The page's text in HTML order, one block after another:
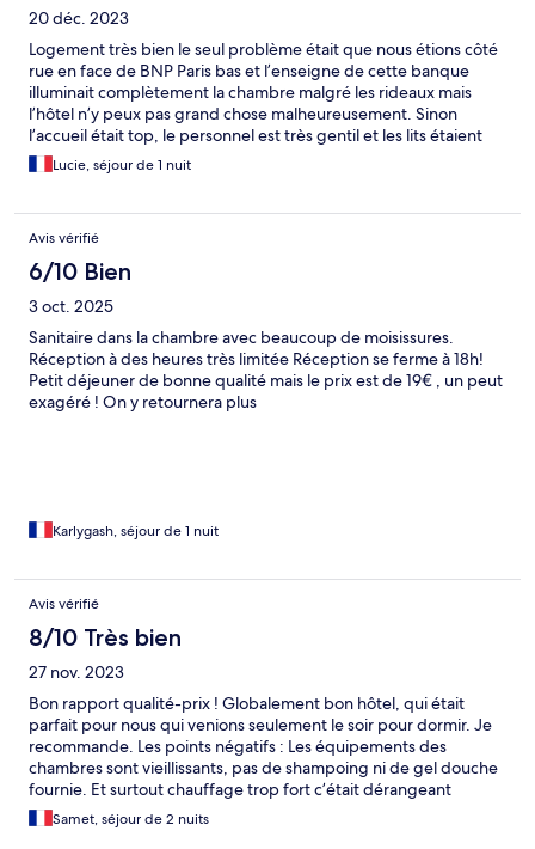
20 déc. 2023
Logement très bien le seul problème était que nous étions côté
rue en face de BNP Paris bas et l’enseigne de cette banque
illuminait complètement la chambre malgré les rideaux mais
l’hôtel n’y peux pas grand chose malheureusement. Sinon
l’accueil était top, le personnel est très gentil et les lits étaient
très confortable.
Lucie, séjour de 1 nuit
Avis vérifié
6/10 Bien
3 oct. 2025
Sanitaire dans la chambre avec beaucoup de moisissures.
Réception à des heures très limitée Réception se ferme à 18h!
Petit déjeuner de bonne qualité mais le prix est de 19€ , un peut
exagéré ! On y retournera plus
Karlygash, séjour de 1 nuit
Avis vérifié
8/10 Très bien
27 nov. 2023
Bon rapport qualité-prix ! Globalement bon hôtel, qui était
parfait pour nous qui venions seulement le soir pour dormir. Je
recommande. Les points négatifs : Les équipements des
chambres sont vieillissants, pas de shampoing ni de gel douche
fournie. Et surtout chauffage trop fort c’était dérangeant
Samet, séjour de 2 nuits